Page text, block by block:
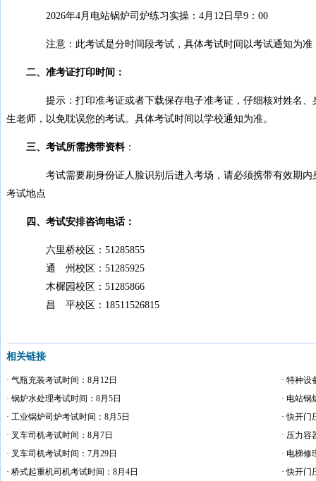
2026年4月电站锅炉司炉练习实操：4月12日早9：00
注意：此考试是分时间段考试，具体考试时间以考试通知为准
二、准考证打印时间：
提示：打印准考证或者下载保存电子准考证，仔细核对姓名、身
生老师，以免耽误您的考试。具体考试时间以学校通知为准。
三、考试所需携带资料：
考试需要刷身份证人脸识别后进入考场，请必须携带有效期内身
考试地点
四、考试安排咨询电话：
六里桥校区：51285855
通 州校区：51285925
木樨园校区：51285866
昌 平校区：18511526815
相关链接
· 气瓶充装考试时间：8月12日
· 特种设
· 锅炉水处理考试时间：8月5日
· 电站锅
· 工业锅炉司炉考试时间：8月5日
· 快开门
· 叉车司机考试时间：8月7日
· 压力容
· 叉车司机考试时间：7月29日
· 电梯修
· 桥式起重机司机考试时间：8月4日
· 快开门